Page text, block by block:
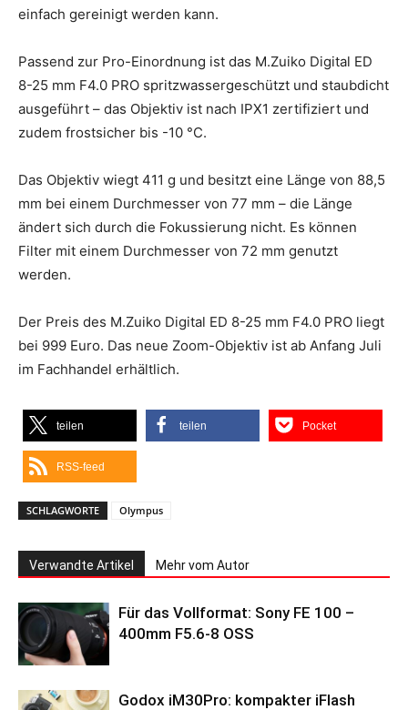
einfach gereinigt werden kann.
Passend zur Pro-Einordnung ist das M.Zuiko Digital ED
8-25 mm F4.0 PRO spritzwassergeschützt und staubdicht
ausgeführt – das Objektiv ist nach IPX1 zertifiziert und
zudem frostsicher bis -10 °C.
Das Objektiv wiegt 411 g und besitzt eine Länge von 88,5
mm bei einem Durchmesser von 77 mm – die Länge
ändert sich durch die Fokussierung nicht. Es können
Filter mit einem Durchmesser von 72 mm genutzt
werden.
Der Preis des M.Zuiko Digital ED 8-25 mm F4.0 PRO liegt
bei 999 Euro. Das neue Zoom-Objektiv ist ab Anfang Juli
im Fachhandel erhältlich.
teilen teilen Pocket
RSS-feed
SCHLAGWORTE Olympus
Verwandte Artikel Mehr vom Autor
Für das Vollformat: Sony FE 100 –
400mm F5.6-8 OSS
Godox iM30Pro: kompakter iFlash